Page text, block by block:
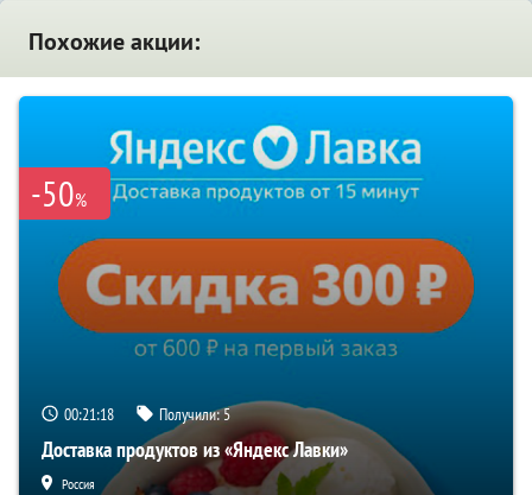
Похожие акции:
-50%
00:21:17 Получили:5
Доставка продуктов из «Яндекс Лавки»
Россия